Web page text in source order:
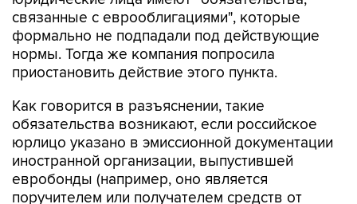
связанные с еврооблигациями", которые
формально не подпадали под действующие
нормы. Тогда же компания попросила
приостановить действие этого пункта.
Как говорится в разъяснении, такие
обязательства возникают, если российское
юрлицо указано в эмиссионной документации
иностранной организации, выпустившей
евробонды (например, оно является
поручителем или получателем средств от